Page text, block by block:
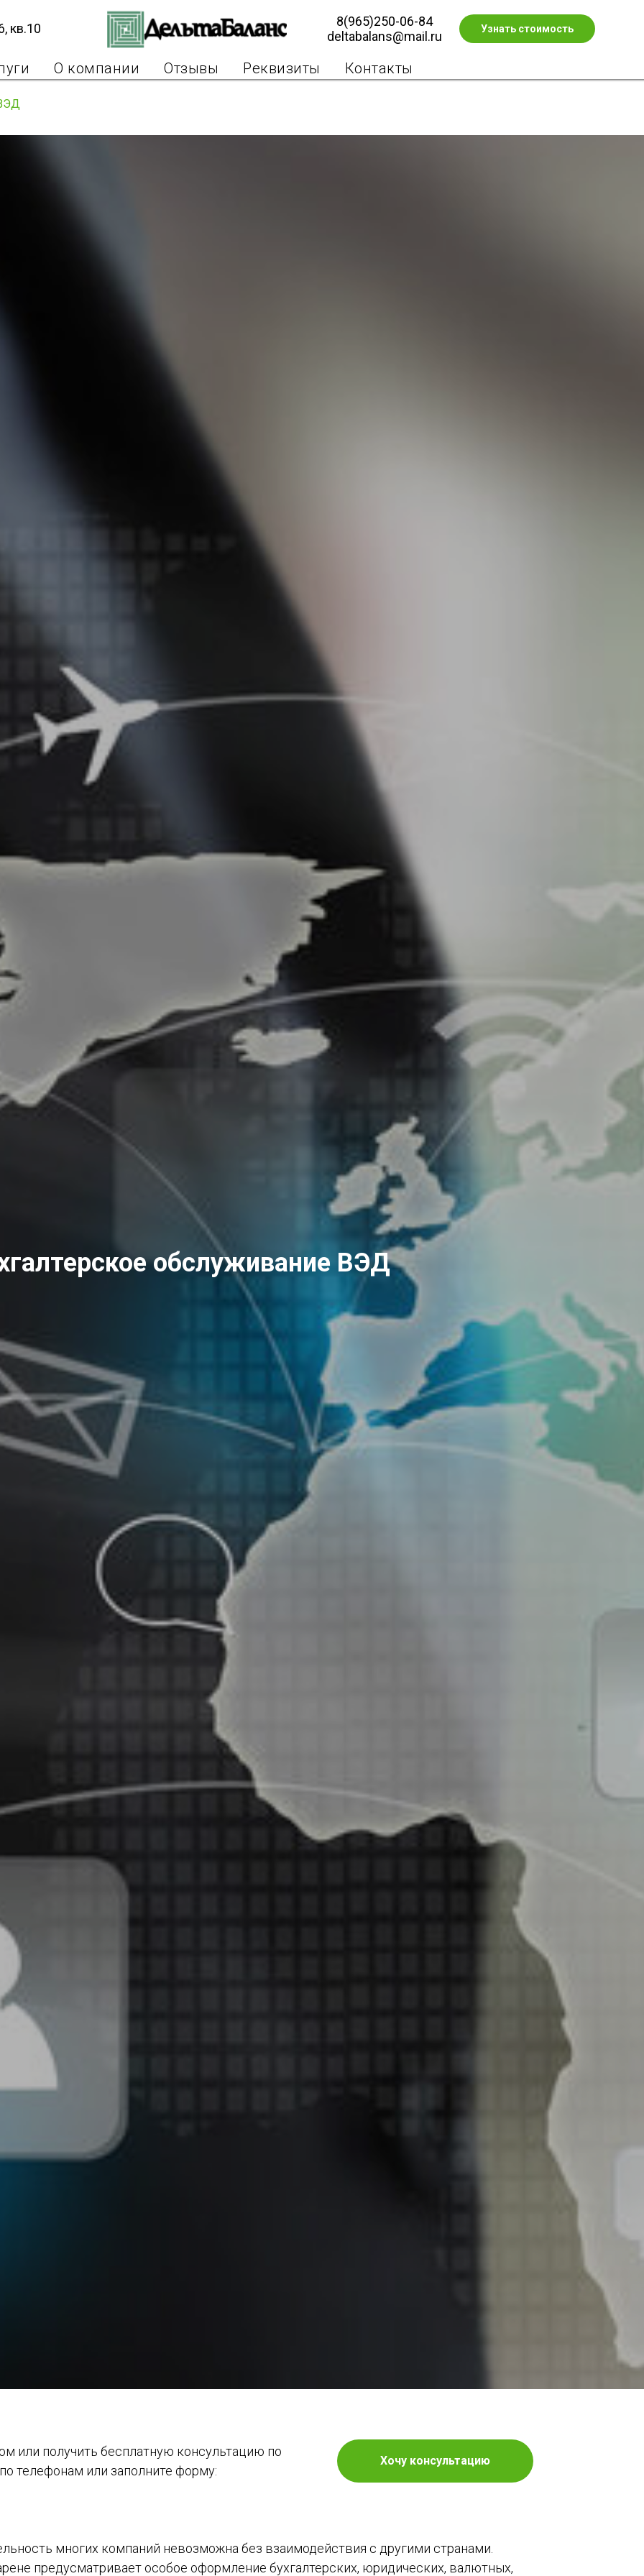
кв.10
8(965)250-06-84
deltabalans@mail.ru
Узнать стоимость
О компании Отзывы Реквизиты Контакты
обслуживание ВЭД
или получить бесплатную консультацию по
телефонам или заполните форму:
Хочу консультацию
многих компаний невозможна без взаимодействия с другими странами.
предусматривает особое оформление бухгалтерских, юридических, валютных,